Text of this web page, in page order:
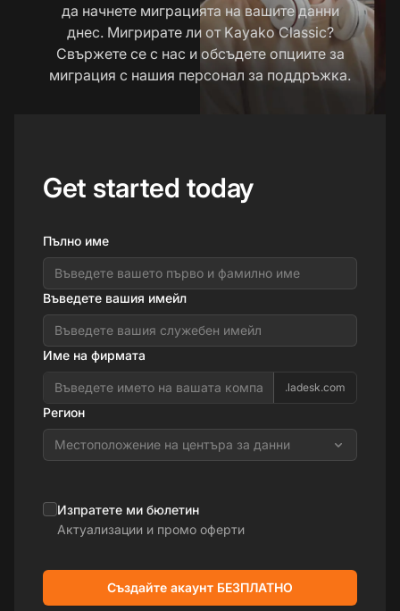
да начнете миграцията на вашите данни
днес. Мигрирате ли от Kayako Classic?
Свържете се с нас и обсъдете опциите за
миграция с нашия персонал за поддръжка.
Get started today
Пълно име
Въведете вашия имейл
Име на фирмата
.ladesk.com
Регион
Местоположение на центъра за данни
Изпратете ми бюлетин
Актуализации и промо оферти
Създайте акаунт БЕЗПЛАТНО